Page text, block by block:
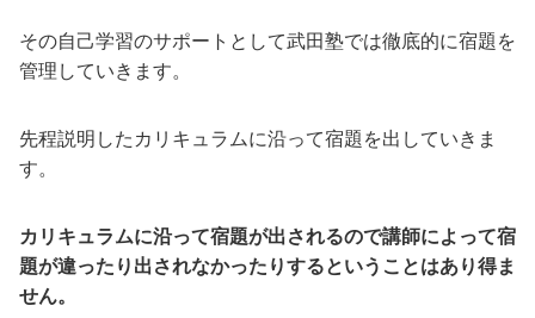
その自己学習のサポートとして武田塾では徹底的に宿題を
管理していきます。
先程説明したカリキュラムに沿って宿題を出していきま
す。
カリキュラムに沿って宿題が出されるので講師によって宿
題が違ったり出されなかったりするということはあり得ま
せん。